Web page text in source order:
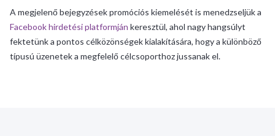
A megjelenő bejegyzések promóciós kiemelését is menedzseljük a
Facebook hirdetési platformján keresztül, ahol nagy hangsúlyt
fektetünk a pontos célközönségek kialakítására, hogy a különböző
típusú üzenetek a megfelelő célcsoporthoz jussanak el.